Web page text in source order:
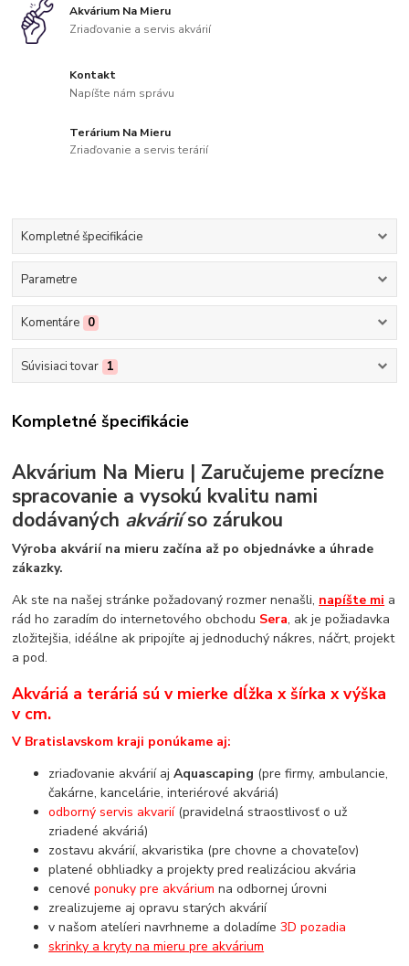
Akvárium Na Mieru
Zriaďovanie a servis akvárií
Kontakt
Napíšte nám správu
Terárium Na Mieru
Zriaďovanie a servis terárií
Kompletné špecifikácie
Parametre
Komentáre 0
Súvisiaci tovar 1
Kompletné špecifikácie
Akvárium Na Mieru | Zaručujeme precízne
spracovanie a vysokú kvalitu nami
dodávaných akváriíso zárukou
Výroba akvárií na mieru začína až po objednávke a úhrade
zákazky.
Ak ste na našej stránke požadovaný rozmer nenašli, napíšte mi a
rád ho zaradím do internetového obchodu Sera, ak je požiadavka
zložitejšia, idéálne ak pripojíte aj jednoduchý nákres, náčrt, projekt
a pod.
Akváriá a teráriá sú v mierke dĺžka x šírka x výška
v cm.
V Bratislavskom kraji ponúkame aj:
zriaďovanie akvárií ajAquascaping (pre firmy, ambulancie,
čakárne, kancelárie, interiérové akváriá)
odborný servis akvarií(pravidelná straostlivosť o už
zriadené akváriá)
zostavu akvárií, akvaristika (pre chovne a chovateľov)
platené obhliadky a projekty pred realizáciou akvária
cenovéponuky pre akvárium na odbornej úrovni
zrealizujeme aj opravu starých akvárií
v našom atelíeri navrhneme a doladíme3D pozadia
skrinky a kryty na mieru pre akvárium